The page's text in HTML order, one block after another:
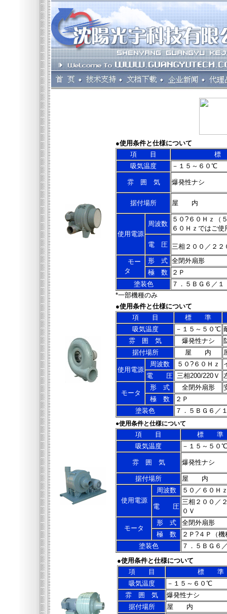
●使用条件と仕様について
項 目
吸気温度
－１５～６０℃
雰 囲 気 爆発性ナシ
据付場所 屋 内
使用電源
周波数
５０?６０Ｈｚ（
６０Ｈｚではご
電 圧 三相２００／２２
モー
タ
形 式 全閉外扇形
極 数
２Ｐ
塗装色
７．５ＢＧ６／１
*一部機種のみ
●使用条件と仕様について
項 目
標 準
吸気温度
－１５～５０℃
雰 囲 気
爆発性ナシ
据付場所
屋 内
使用電源
周波数 ５０?６０Ｈｚ
電 圧 三相200/220Ｖ
モータ
形 式 全閉外扇形
極 数
２Ｐ
塗装色
７．５ＢＧ６／
●使用条件と仕様について
項 目
標 準
吸気温度
－１５～５０℃
雰 囲 気 爆発性ナシ
据付場所 屋 内
使用電源
周波数 ５０／６０Ｈ
電 圧
三相２００／
０Ｖ
モータ
形 式
全閉外扇形
極 数
２Ｐ?４Ｐ（
塗装色
７．５ＢＧ６
●使用条件と仕様について
項 目
標 準
吸気温度
－１５～６０℃
雰 囲 気
爆発性ナシ
据付場所
屋 内